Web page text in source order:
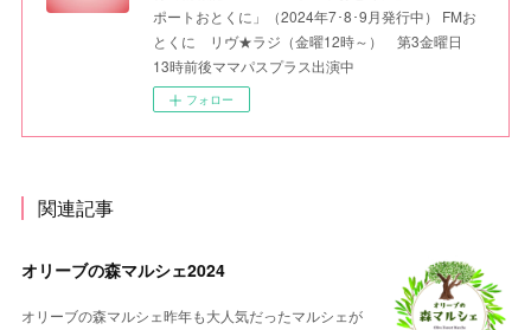
ポートおとくに」（2024年7･8･9月発行中） FMお
とくに リヴ★ラジ（金曜12時～） 第3金曜日
13時前後ママパスプラス出演中
フォロー
関連記事
オリーブの森マルシェ2024
オリーブの森マルシェ昨年も大人気だったマルシェが